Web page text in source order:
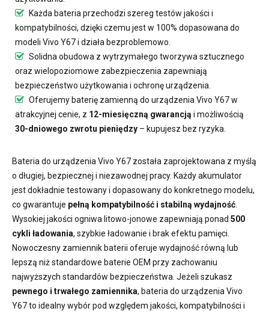
Każda bateria przechodzi szereg testów jakości i
kompatybilności, dzięki czemu jest w 100% dopasowana do
modeli Vivo Y67 i działa bezproblemowo.
Solidna obudowa z wytrzymałego tworzywa sztucznego
oraz wielopoziomowe zabezpieczenia zapewniają
bezpieczeństwo użytkowania i ochronę urządzenia.
Oferujemybaterię zamienną do urządzenia Vivo Y67w
atrakcyjnej cenie, z 12-miesięczną gwarancją i możliwością
30-dniowego zwrotu pieniędzy – kupujesz bez ryzyka.
Bateria do urządzenia Vivo Y67 została zaprojektowana z myślą
o długiej, bezpiecznej i niezawodnej pracy. Każdy akumulator
jest dokładnie testowany i dopasowany do konkretnego modelu,
co gwarantuje pełną kompatybilność i stabilną wydajność
Wysokiej jakości ogniwa litowo-jonowe zapewniają ponad 500
cykli ładowania, szybkie ładowanie i brak efektu pamięci.
Nowoczesny zamiennik baterii oferuje wydajność równą lub
lepszą niż standardowe baterie OEM przy zachowaniu
najwyższych standardów bezpieczeństwa. Jeżeli szukasz
pewnego i trwałego zamiennika, bateria do urządzenia Vivo
Y67to idealny wybór pod względem jakości, kompatybilności i